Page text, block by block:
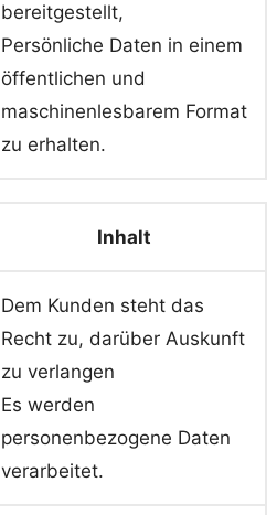
bereitgestellt,
Persönliche Daten in einem
öffentlichen und
maschinenlesbarem Format
zu erhalten.
Inhalt
Dem Kunden steht das
Recht zu, darüber Auskunft
zu verlangen
Es werden
personenbezogene Daten
verarbeitet.